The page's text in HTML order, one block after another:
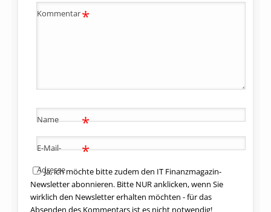
Kommentar*
Name *
E-Mail-
Adresse
*
Ja, ich möchte bitte zudem den IT Finanzmagazin-
Newsletter abonnieren. Bitte NUR anklicken, wenn Sie
wirklich den Newsletter erhalten möchten - für das
Absenden des Kommentars ist es nicht notwendig!